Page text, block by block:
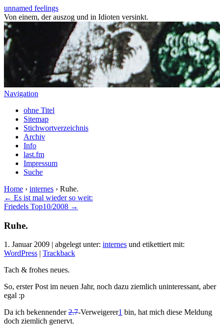
unnamed feelings
Von einem, der auszog und in Idioten versinkt.
Navigation
ohne Titel
Sitemap
Stichwortverzeichnis
Archiv
Info
last.fm
Impressum
Suche
Home › internes › Ruhe.
← Es ist mal wieder so weit:
Friedels Top10/2008 →
Ruhe.
1. Januar 2009 | abgelegt unter: internes und etikettiert mit:
WordPress | Trackback
Tach & frohes neues.
So, erster Post im neuen Jahr, noch dazu ziemlich uninteressant, aber
egal :p
Da ich bekennender2.7-Verweigerer1 bin, hat mich diese Meldung
doch ziemlich genervt.